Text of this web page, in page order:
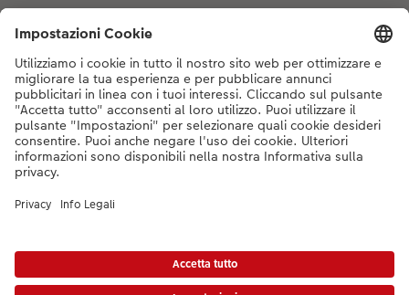
I nostri consigli
Se hai domande sui prodotti o sull'ordine, non esitare a contattarci dal
lunedì alla domenica dalle 9:00 alle 20:00 (esclusi i giorni festivi) al
numero di telefono044 499 10 38 dal lunedì alla domenica, dalle 9:00 alle
20:00 (festività escluse)
* I prezzi si intendono IVA inclusa, escl. spese di spedizione come da
prodotto mostrato potrebbe avere un prezzo più alto.